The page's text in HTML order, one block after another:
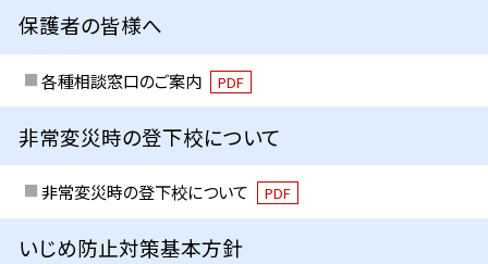
保護者の皆様へ
各種相談窓口のご案内 PDF
非常変災時の登下校について
非常変災時の登下校について PDF
いじめ防止対策基本方針